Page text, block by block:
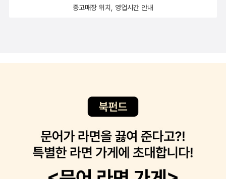
중고매장 위치, 영업시간 안내